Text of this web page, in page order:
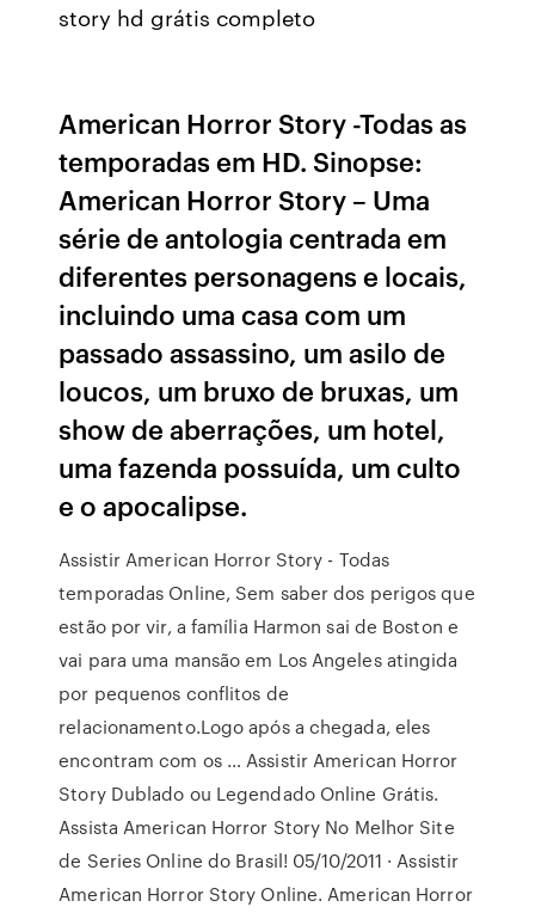
story hd grátis completo
American Horror Story -Todas as
temporadas em HD. Sinopse:
American Horror Story – Uma
série de antologia centrada em
diferentes personagens e locais,
incluindo uma casa com um
passado assassino, um asilo de
loucos, um bruxo de bruxas, um
show de aberrações, um hotel,
uma fazenda possuída, um culto
e o apocalipse.
Assistir American Horror Story - Todas
temporadas Online, Sem saber dos perigos que
estão por vir, a família Harmon sai de Boston e
vai para uma mansão em Los Angeles atingida
por pequenos conflitos de
relacionamento.Logo após a chegada, eles
encontram com os … Assistir American Horror
Story Dublado ou Legendado Online Grátis.
Assista American Horror Story No Melhor Site
de Series Online do Brasil! 05/10/2011 · Assistir
American Horror Story Online. American Horror